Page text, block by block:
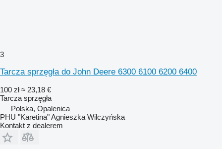
3
Tarcza sprzęgła do John Deere 6300 6100 6200 6400
100 zł ≈ 23,18 €
Tarcza sprzęgła
Polska, Opalenica
PHU "Karetina" Agnieszka Wilczyńska
Kontakt z dealerem